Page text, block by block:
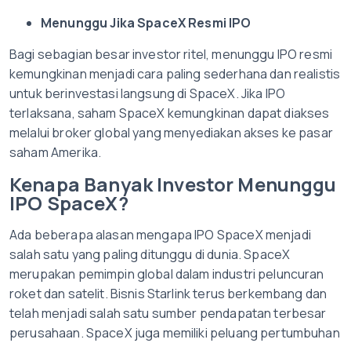
Menunggu Jika SpaceX Resmi IPO
Bagi sebagian besar investor ritel, menunggu IPO resmi
kemungkinan menjadi cara paling sederhana dan realistis
untuk berinvestasi langsung di SpaceX. Jika IPO
terlaksana, saham SpaceX kemungkinan dapat diakses
melalui broker global yang menyediakan akses ke pasar
saham Amerika.
Kenapa Banyak Investor Menunggu
IPO SpaceX?
Ada beberapa alasan mengapa IPO SpaceX menjadi
salah satu yang paling ditunggu di dunia. SpaceX
merupakan pemimpin global dalam industri peluncuran
roket dan satelit. Bisnis Starlink terus berkembang dan
telah menjadi salah satu sumber pendapatan terbesar
perusahaan. SpaceX juga memiliki peluang pertumbuhan